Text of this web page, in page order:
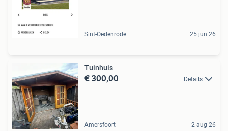
Sint-Oedenrode 25 jun 26
Tuinhuis
€ 300,00 Details
Amersfoort 2 aug 26